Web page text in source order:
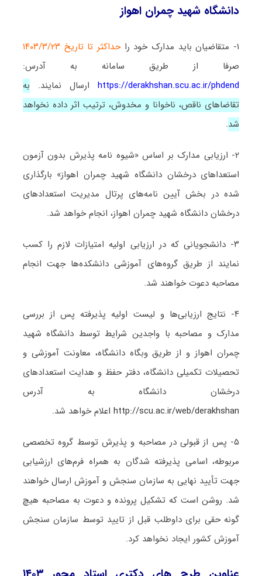
دانشگاه شهید چمران اهواز
۱- متقاضیان باید مدارک خود را
حداکثر تا تاریخ ۱۴۰۳/۳/۲۳
صرفا از طریق سامانه به آدرس:
https://derakhshan.scu.ac.ir/phdendارسال نمایند. به
تقاضاهای ناقص، ناخوانا و مخدوش، ترتیب اثر داده نخواهد
شد.
۲- ارزیابی مدارک بر اساس «شیوه نامه پذیرش بدون آزمون
استعداهای درخشان دانشگاه شهید چمران اهواز» بارگذاری
شده در بخش آیین نامه‌های پرتال مدیریت استعدادهای
درخشان دانشگاه شهید چمران اهواز، انجام خواهد شد.
۳- دانشجویانی که در ارزیابی اولیه امتیازات لازم را کسب
نمایند از طریق گروه‌های آموزشی دانشکده‌ها جهت انجام
مصاحبه دعوت خواهند شد.
۴- نتایج ارزیابی‌ها و لیست اولیه پذیرفته پس از بررسی
مدارک و مصاحبه با واجدین شرایط توسط دانشگاه شهید
چمران اهواز و از طریق وبگاه دانشگاه، معاونت آموزشی و
تحصیلات تکمیلی دانشگاه، دفتر حفظ و هدایت استعدادهای
درخشان دانشگاه به آدرس
http://scu.ac.ir/web/derakhshan اع
لام خواهد شد.
۵- پس از قبولی در مصاحبه و پذیرش توسط گروه تخصصی
مربوطه، اسامی پذیرفته شدگان به همراه فرم‌های ارزشیابی
جهت تأیید نهایی به سازمان سنجش و آموزش ارسال خواهند
شد. روشن است که تشکیل پرونده و دعوت به مصاحبه هیچ
گونه حقی برای داوطلب قبل از تایید توسط سازمان سنجش
آموزش کشور ایجاد نخواهد کرد.